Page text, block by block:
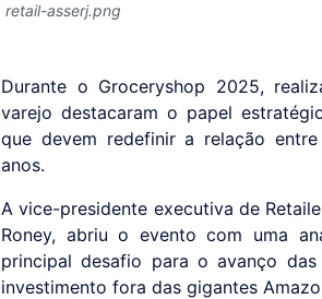
retail-asserj.png
Durante o Groceryshop 2025,
varejo destacaram o papel
que devem redefinir a relação
anos.
A vice-presidente executiva de
Roney, abriu o evento com uma
principal desafio para o avanço
investimento fora das gigantes